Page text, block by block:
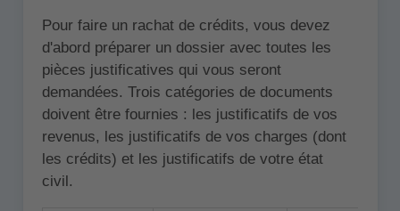
Pour faire un rachat de crédits, vous devez
d'abord préparer un dossier avec toutes les
pièces justificatives qui vous seront
demandées. Trois catégories de documents
doivent être fournies : les justificatifs de vos
revenus, les justificatifs de vos charges (dont
les crédits) et les justificatifs de votre état
civil.